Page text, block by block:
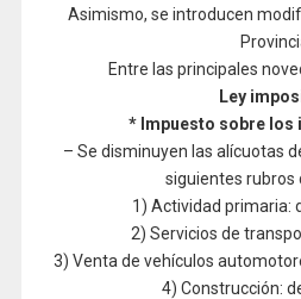
Asimismo, se introducen
Entre las principales
Ley
* Impuesto sobre los
– Se disminuyen las alícuotas
siguientes rubros
1) Actividad primaria:
2) Servicios de
3) Venta de vehículos
4) Construcción: